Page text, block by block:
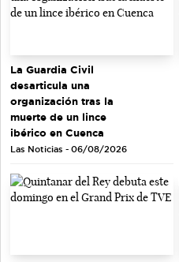
La Guardia Civil
desarticula una
organización tras la
muerte de un lince
ibérico en Cuenca
Las Noticias - 06/08/2026